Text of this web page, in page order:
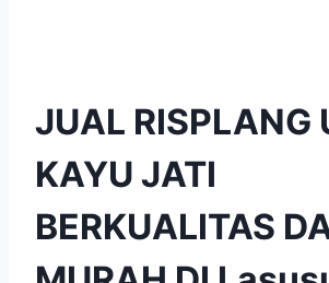
JUAL RISPLANG
KAYU JATI
BERKUALITAS